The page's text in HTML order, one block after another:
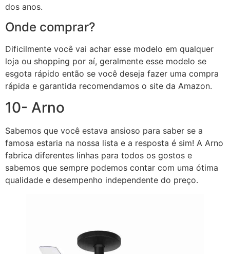
dos anos.
Onde comprar?
Dificilmente você vai achar esse modelo em qualquer
loja ou shopping por aí, geralmente esse modelo se
esgota rápido então se você deseja fazer uma compra
rápida e garantida recomendamos o site da Amazon.
10- Arno
Sabemos que você estava ansioso para saber se a
famosa estaria na nossa lista e a resposta é sim! A Arno
fabrica diferentes linhas para todos os gostos e
sabemos que sempre podemos contar com uma ótima
qualidade e desempenho independente do preço.